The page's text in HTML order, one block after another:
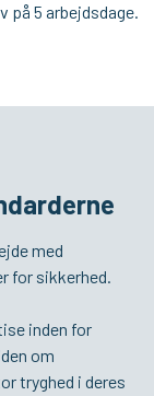
på 5 arbejdsdage​.
med
for sikkerhed.
inden for
om
tryghed i deres